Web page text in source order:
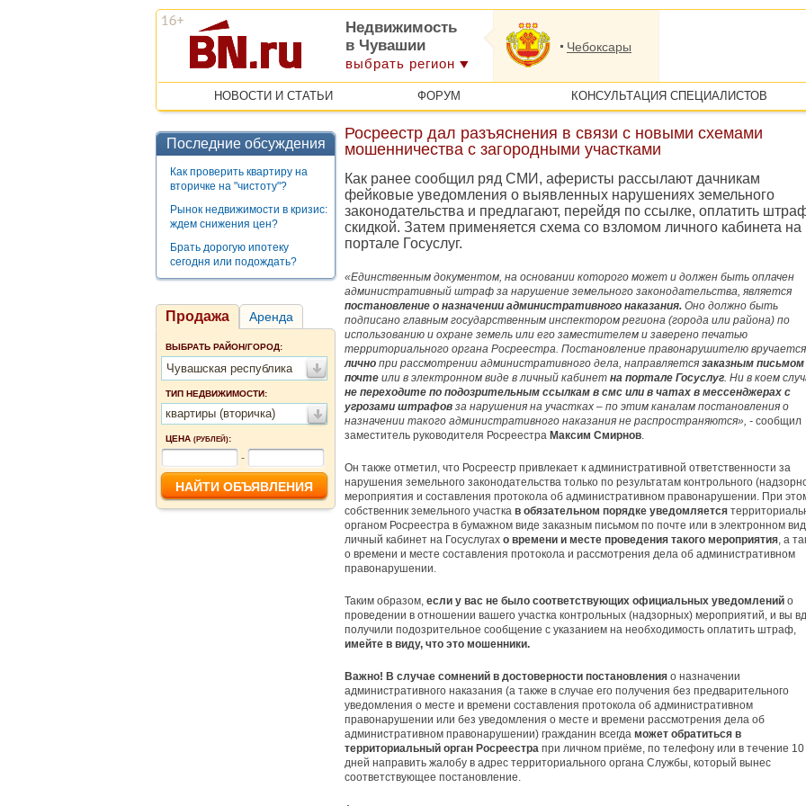
Недвижимость
в Чувашии
выбрать регион
Чебоксары
НОВОСТИ И СТАТЬИ ФОРУМ КОНСУЛЬТАЦИЯ СПЕЦИАЛИСТОВ
Последние обсуждения
Как проверить квартиру на
вторичке на "чистоту"?
Рынок недвижимости в кризис:
ждем снижения цен?
Брать дорогую ипотеку
сегодня или подождать?
Продажа Аренда
ВЫБРАТЬ РАЙОН/ГОРОД:
Чувашская республика
ТИП НЕДВИЖИМОСТИ:
квартиры (вторичка)
ЦЕНА (РУБЛЕЙ):
-
Росреестр дал разъяснения в связи с новыми схемами
мошенничества с загородными участками
Как ранее сообщил ряд СМИ, аферисты рассылают дачникам
фейковые уведомления о выявленных нарушениях земельного
законодательства и предлагают, перейдя по ссылке, оплатить
скидкой. Затем применяется схема со взломом личного кабинета на
портале Госуслуг.
«Единственным документом, на основании которого может и должен быть оплачен
административный штраф за нарушение земельного законодательства, является
постановление о назначении административного наказания. Оно должно быть
подписано главным государственным инспектором региона (города или района) по
использованию и охране земель или его заместителем и заверено печатью
территориального органа Росреестра. Постановление правонарушителю вручается
лично при рассмотрении административного дела, направляется заказным письмом
почте или в электронном виде в личный кабинет на портале Госуслуг. Ни в коем
не переходите по подозрительным ссылкам в смс или в чатах в мессенджерах с
угрозами штрафов за нарушения на участках – по этим каналам постановления о
назначении такого административного наказания не распространяются», - сообщил
заместитель руководителя Росреестра Максим Смирнов.
Он также отметил, что Росреестр привлекает к административной ответственности за
нарушения земельного законодательства только по результатам контрольного
мероприятия и составления протокола об административном правонарушении. При
собственник земельного участка в обязательном порядке уведомляется
органом Росреестра в бумажном виде заказным письмом по почте или в электронном
личный кабинет на Госуслугах о времени и месте проведения такого мероприятия, а
о времени и месте составления протокола и рассмотрения дела об административном
правонарушении.
Таким образом, если у вас не было соответствующих официальных уведомлений о
проведении в отношении вашего участка контрольных (надзорных) мероприятий, и вы
получили подозрительное сообщение с указанием на необходимость оплатить штраф,
имейте в виду, что это мошенники.
Важно! В случае сомнений в достоверности постановления о назначении
административного наказания (а также в случае его получения без предварительного
уведомления о месте и времени составления протокола об административном
правонарушении или без уведомления о месте и времени рассмотрения дела об
административном правонарушении) гражданин всегда может обратиться в
территориальный орган Росреестра при личном приёме, по телефону или в течение 10
дней направить жалобу в адрес территориального органа Службы, который вынес
соответствующее постановление.